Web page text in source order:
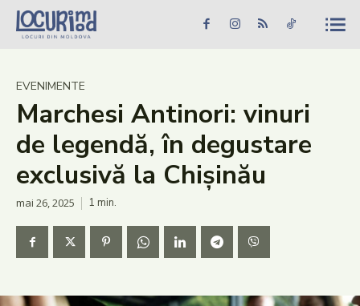
Caută în site... Căutare
Știri
Evenimente
Dezvoltare rurală
Vinării
Patrimoniu
Produs Acasă
EVENIMENTE
Marchesi Antinori: vinuri
de legendă, în degustare
exclusivă la Chișinău
mai 26, 2025 1 min.